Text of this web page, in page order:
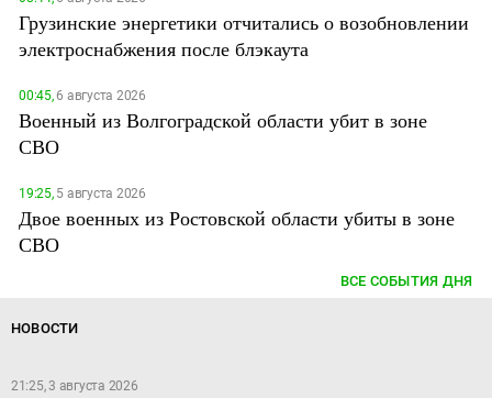
Грузинские энергетики отчитались о возобновлении
электроснабжения после блэкаута
00:45,6 августа 2026
Военный из Волгоградской области убит в зоне
СВО
19:25,5 августа 2026
Двое военных из Ростовской области убиты в зоне
СВО
ВСЕ СОБЫТИЯ ДНЯ
НОВОСТИ
21:25, 3 августа 2026